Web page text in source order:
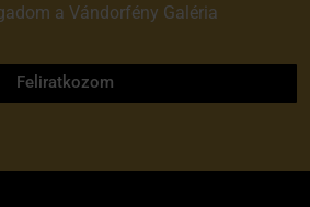
a Vándorfény Galéria
Feliratkozom